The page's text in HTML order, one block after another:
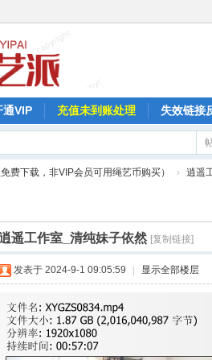
通VIP 充值未到账处理 失效链接
费下载，非VIP会员可用绳艺币购买） › 逍遥
遥工作室_清纯妹子依然 [复制链接]
发表于 2024-9-1 09:05:59 显示全部楼层